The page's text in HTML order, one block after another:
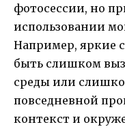
фотосессии, но
использовании
Например, яркие
быть слишком
среды или
повседневной
контекст и